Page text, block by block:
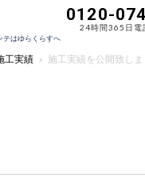
テはゆらくらすへ
0120-
24時間365日電
工実績 施工実績を公開致しま